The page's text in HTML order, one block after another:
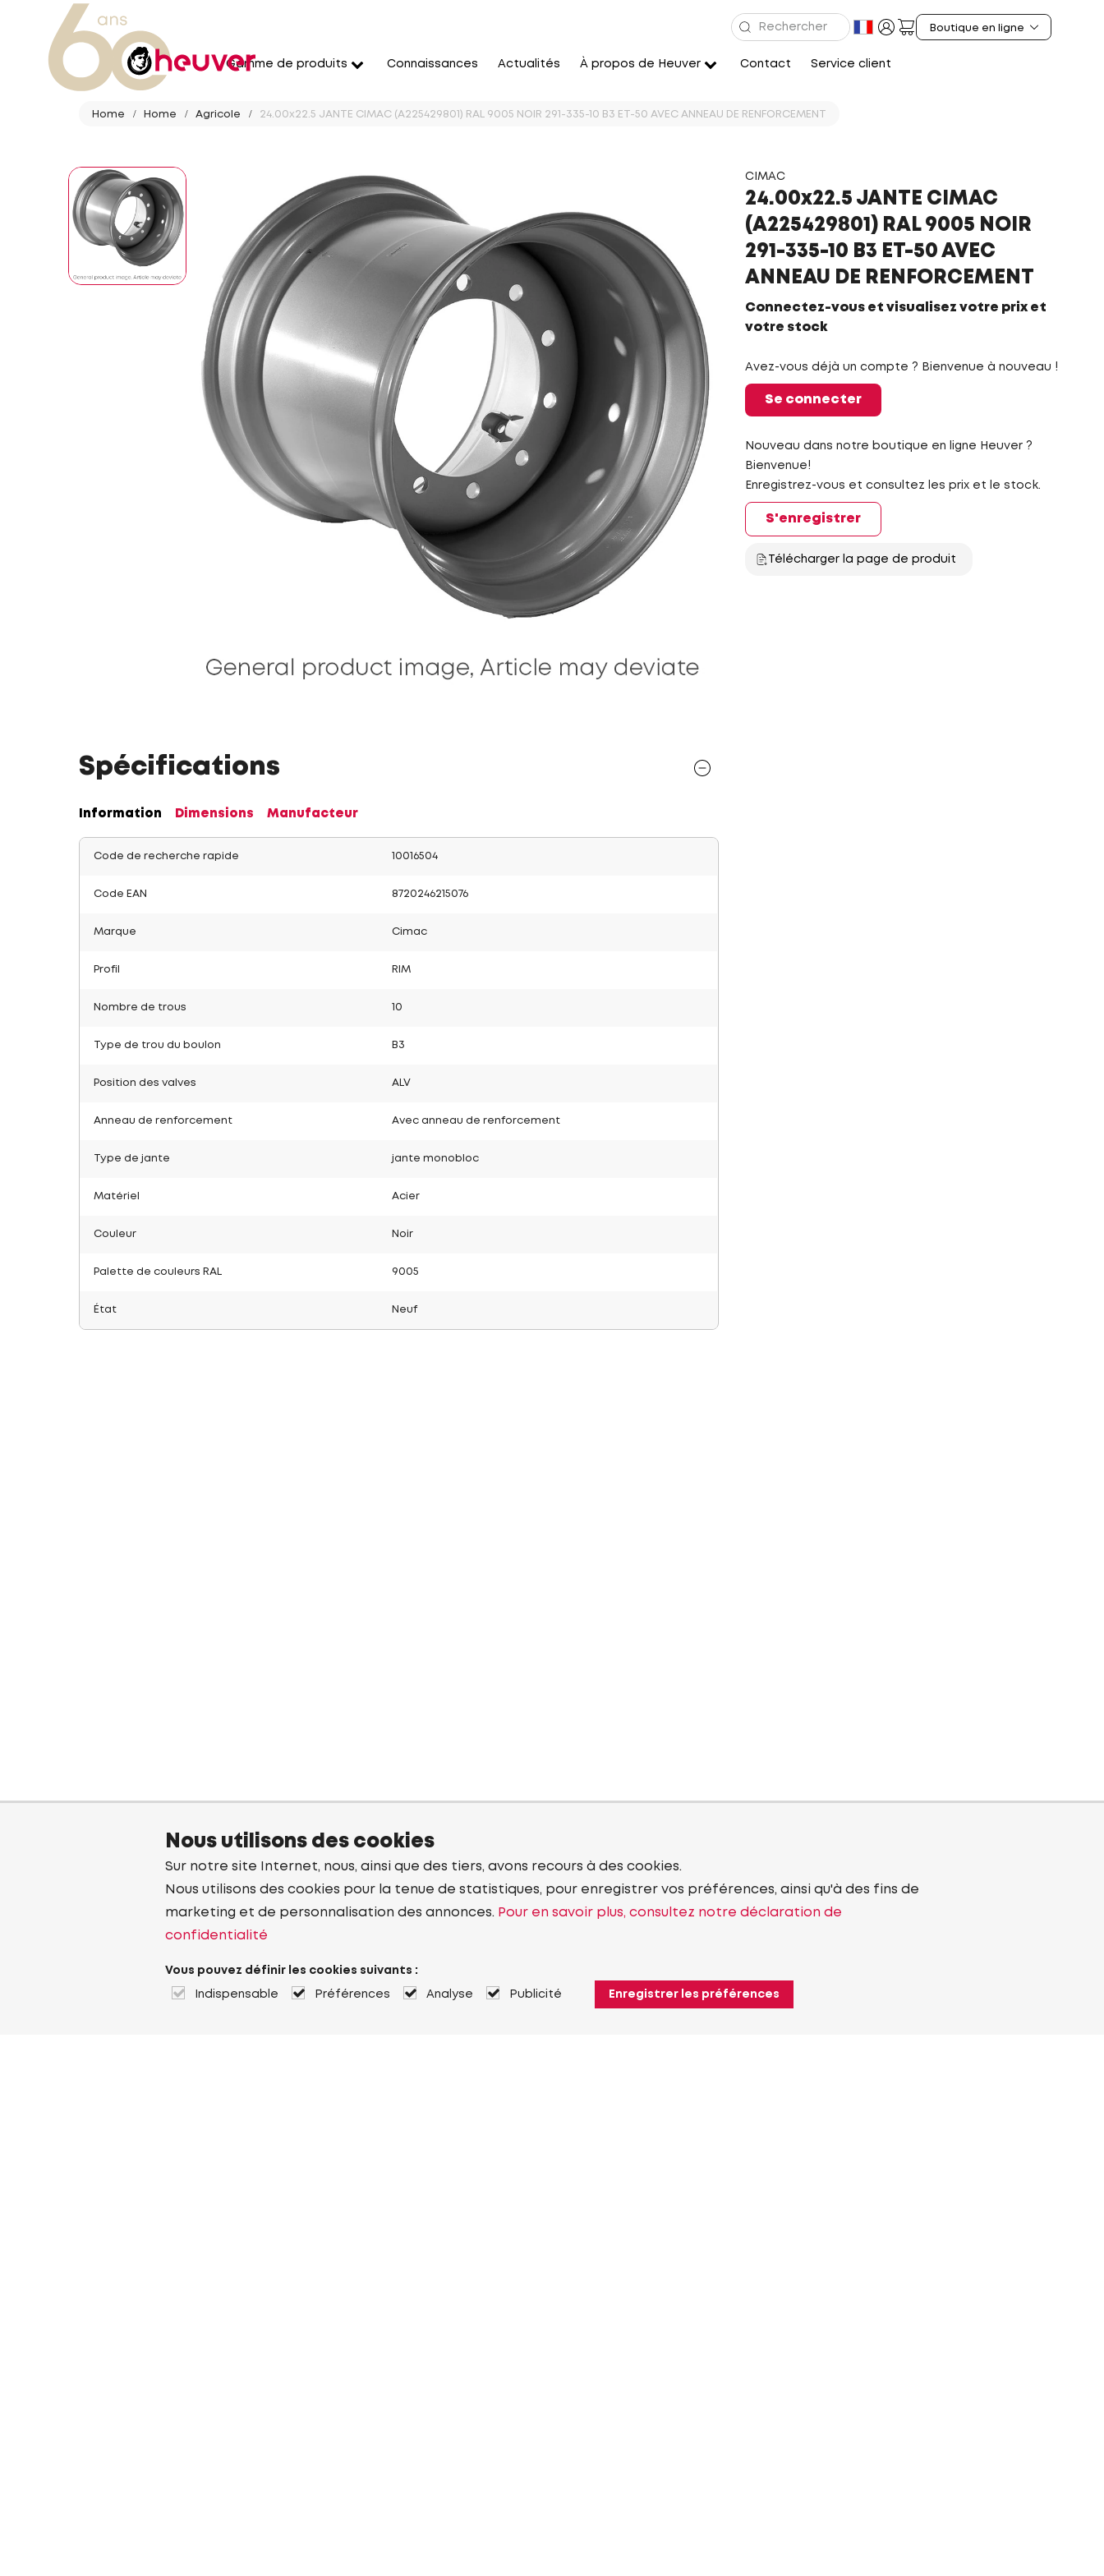
Gamme de produits Connaissances Actualités À propos de Heuver Contact Service client
Home Home Agricole 24.00x22.5 JANTE CIMAC (A225429801) RAL 9005 NOIR 291-335-10 B3 ET-50 AVEC ANNEAU DE RENFORCEMENT
CIMAC
24.00x22.5 JANTE CIMAC
(A225429801) RAL 9005 NOIR
291-335-10 B3 ET-50 AVEC
ANNEAU DE RENFORCEMENT
Connectez-vous et visualisez votre prix et
votre stock
Avez-vous déjà un compte ? Bienvenue à nouveau !
Se connecter
Nouveau dans notre boutique en ligne Heuver ?
Bienvenue!
Enregistrez-vous et consultez les prix et le stock.
S'enregistrer
Télécharger la page de produit
Spécifications
Information Dimensions Manufacteur
Code de recherche rapide 10016504
Code EAN 8720246215076
Marque Cimac
Profil RIM
Nombre de trous 10
Type de trou du boulon B3
Position des valves ALV
Anneau de renforcement Avec anneau de renforcement
Type de jante jante monobloc
Matériel Acier
Couleur Noir
Palette de couleurs RAL 9005
État Neuf
Nous utilisons des cookies
Sur notre site Internet, nous, ainsi que des tiers, avons recours à des cookies.
Nous utilisons des cookies pour la tenue de statistiques, pour enregistrer vos préférences, ainsi qu'à des fins de
marketing et de personnalisation des annonces. Pour en savoir plus, consultez notre déclaration de
confidentialité
Vous pouvez définir les cookies suivants :
Indispensable Préférences Analyse Publicité Enregistrer les préférences